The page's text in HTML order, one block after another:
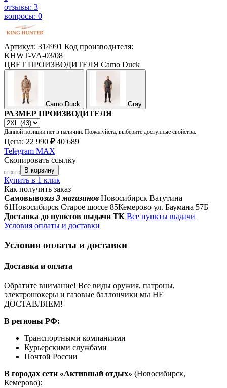
отзывы: 3
вопросы: 0
Артикул: 314991 Код производителя:
KHWT-VA-03/08
ЦВЕТ ПРОИЗВОДИТЕЛЯ Camo Duck
Camo Duck Gray
РАЗМЕР ПРОИЗВОДИТЕЛЯ
Данной позиции нет в наличии. Пожалуйста, выберите доступные свойства.
Цена: 22 990 ₽ 40 689
Telegram MAX
Скопировать ссылку
В корзину
Купить в 1 клик
Как получить заказ
Самовывозиз 3 магазинов Новосибирск Ватутина
61Новосибирск Старое шоссе 85Кемерово ул. Баумана 57Б
Доставка до пунктов выдачи ТК Все пункты выдачи
Условия оплаты и доставки
Условия оплаты и доставки
Доставка и оплата
Обратите внимание! Все виды оружия, патроны,
электрошокеры и газовые баллончики мы НЕ
ДОСТАВЛЯЕМ!
В регионы РФ:
Транспортными компаниями
Курьерскими службами
Почтой России
В городах сети «Активный отдых» (Новосибирск,
Кемерово):